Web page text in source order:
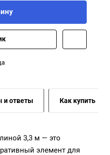
и ответы Как купить
3,3 м — это
элемент для